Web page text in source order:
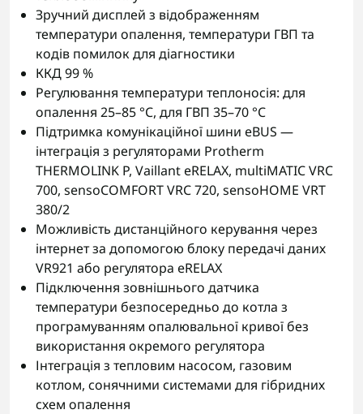
Зручний дисплей з відображенням
температури опалення, температури ГВП та
кодів помилок для діагностики
ККД 99 %
Регулювання температури теплоносія: для
опалення 25–85 °C, для ГВП 35–70 °C
Підтримка комунікаційної шини eBUS —
інтеграція з регуляторами Protherm
THERMOLINK P, Vaillant eRELAX, multiMATIC VRC
700, sensoCOMFORT VRC 720, sensoHOME VRT
380/2
Можливість дистанційного керування через
інтернет за допомогою блоку передачі даних
VR921 або регулятора eRELAX
Підключення зовнішнього датчика
температури безпосередньо до котла з
програмуванням опалювальної кривої без
використання окремого регулятора
Інтеграція з тепловим насосом, газовим
котлом, сонячними системами для гібридних
схем опалення